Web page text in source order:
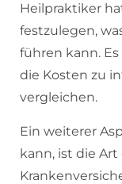
Heilpraktiker
festzulegen,
führen kann.
die Kosten zu
vergleichen.
Ein weiterer
kann, ist die Art